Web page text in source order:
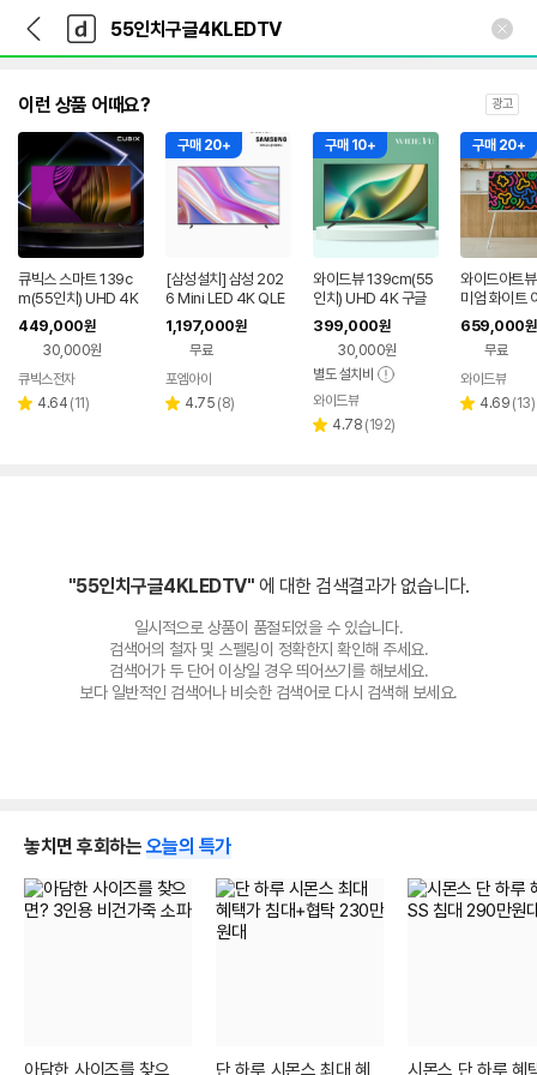
다
나
와
가
다
와
인
이런 상품 어때요? 광고
큐빅스 스마트 139c
m(55인치) UHD 4K
TV LED 구글 안드로
이드 GTCBX55UH
D-A1
449,000원
30,000원
페이
큐빅스전자
별 4.64 리
(11)
구매 20+
[삼성설치] 삼성 202
6 Mini LED 4K QLE
D AI 스마트 TV KU5
5MH75AFXKR 138
cm 55인치 스마트티
비 1등급 스탠드형
1,197,000원
무료
페이
포엠아이
별 4.75 리
(8)
구매 10+
와이드뷰 139cm(55
인치) UHD 4K 구글
3.0 안드로이드 스마
트TV WGE55UT1
기사방문 스탠드설치
무료
399,000원
30,000원
별도 설치비
와이드뷰
별 4.78 리
(192)
구매 20+
와이드아트
미엄 화이트
드 셋트
m(55인치)
구글 스마트
리어 티비 거
프레임
659,000원
무료
와이드뷰
별 4.69 리
(13)
"55인치구글4KLEDTV" 에 대한 검색결과가 없습니다.
일시적으로 상품이 품절되었을 수 있습니다.
검색어의 철자 및 스펠링이 정확한지 확인해 주세요.
검색어가 두 단어 이상일 경우 띄어쓰기를 해보세요.
보다 일반적인 검색어나 비슷한 검색어로 다시 검색해 보세요.
놓치면 후회하는 오늘의 특가
아담한 사이즈를 찾으 단 하루 시몬스 최대 혜 시몬스 단 하루 혜